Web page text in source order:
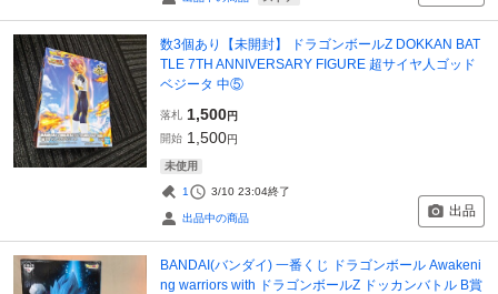
数3個あり【未開封】 ドラゴンボールZ DOKKAN BAT
TLE 7TH ANNIVERSARY FIGURE 超サイヤ人ゴッド
ベジータ 中⑤
落札 1,500円
開始 1,500円
未使用
1 3/10 23:04終了
出品中の商品 出品
BANDAI(バンダイ) 一番くじ ドラゴンボール Awakeni
ng warriors with ドラゴンボールZ ドッカンバトル B賞